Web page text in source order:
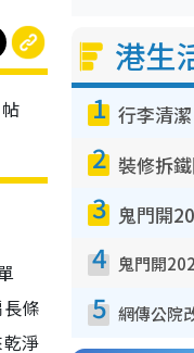
條
淨
港生
1
2
3
4
5